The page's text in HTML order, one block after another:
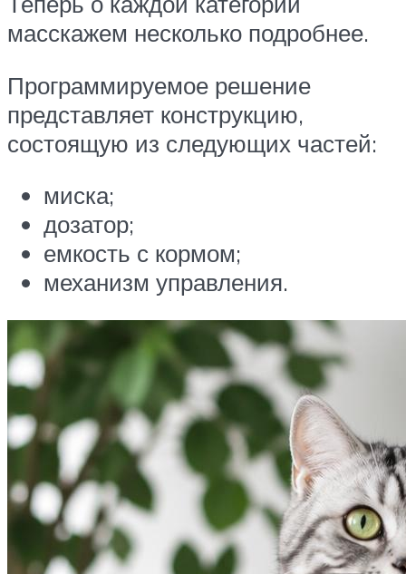
масскажем несколько подробнее.
Программируемое решение
представляет конструкцию,
состоящую из следующих частей:
миска;
дозатор;
емкость с кормом;
механизм управления.